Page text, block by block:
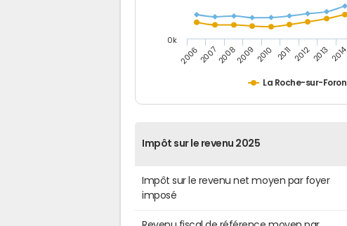
La Roche-sur-Foron
20062007200820092010 2011 201220132014
0k
Impôt sur le revenu 2025
Impôt sur le revenu net moyen par foyer
imposé